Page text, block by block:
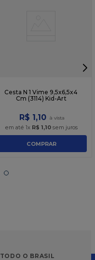
Cesta N 1 Vime 9,5x6,5x4
Cm (3114) Kid-Art
R$ 1 ,10
em até 1x R$ 1,10sem juros
COMPRAR
TODO O BRASIL